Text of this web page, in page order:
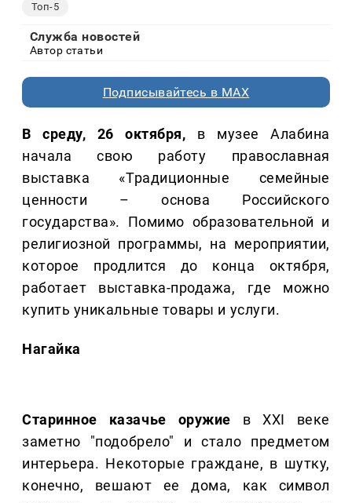
Топ-5
Служба новостей
Автор статьи
Подписывайтесь в MAX
В среду, 26 октября, в музее Алабина
начала свою работу православная
выставка «Традиционные семейные
ценности – основа Российского
государства». Помимо образовательной и
религиозной программы, на мероприятии,
которое продлится до конца октября,
работает выставка-продажа, где можно
купить уникальные товары и услуги.
Нагайка
Старинное казачье оружие в XXI веке
заметно "подобрело" и стало предметом
интерьера. Некоторые граждане, в шутку,
конечно, вешают ее дома, как символ